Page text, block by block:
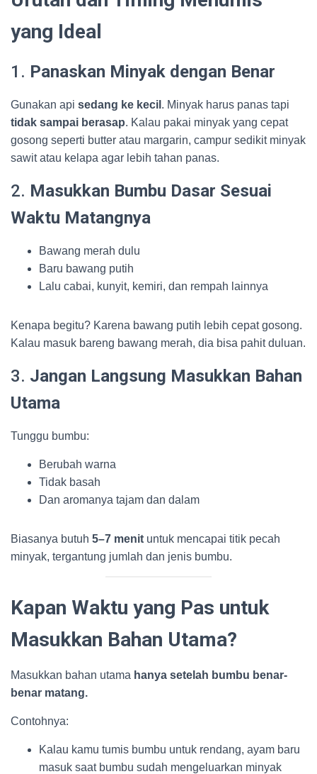
yang Ideal
1. Panaskan Minyak dengan Benar
Gunakan api sedang ke kecil . Minyak harus panas tapi
tidak sampai berasap. Kalau pakai minyak yang cepat
gosong seperti butter atau margarin, campur sedikit minyak
sawit atau kelapa agar lebih tahan panas.
2. Masukkan Bumbu Dasar Sesuai
Waktu Matangnya
Bawang merah dulu
Baru bawang putih
Lalu cabai, kunyit, kemiri, dan rempah lainnya
Kenapa begitu? Karena bawang putih lebih cepat gosong.
Kalau masuk bareng bawang merah, dia bisa pahit duluan.
3. Jangan Langsung Masukkan Bahan
Utama
Tunggu bumbu:
Berubah warna
Tidak basah
Dan aromanya tajam dan dalam
Biasanya butuh 5–7 menit untuk mencapai titik pecah
minyak, tergantung jumlah dan jenis bumbu.
Kapan Waktu yang Pas untuk
Masukkan Bahan Utama?
Masukkan bahan utama hanya setelah bumbu benar-
benar matang.
Contohnya:
Kalau kamu tumis bumbu untuk rendang, ayam baru
masuk saat bumbu sudah mengeluarkan minyak